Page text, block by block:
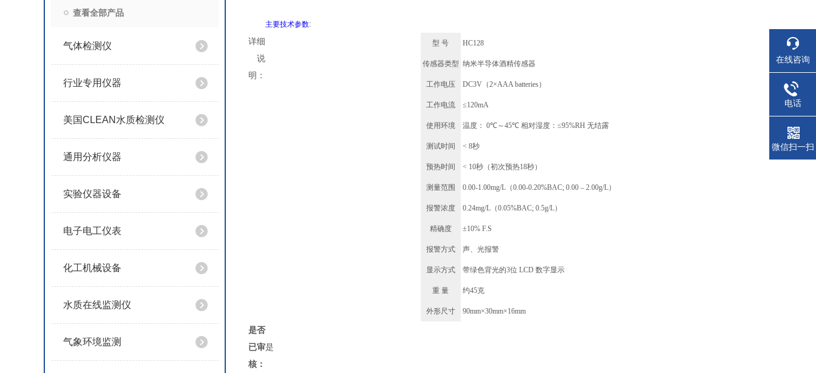
查看全部产品
气体检测仪
行业专用仪器
美国CLEAN水质检测仪
通用分析仪器
实验仪器设备
电子电工仪表
化工机械设备
水质在线监测仪
气象环境监测
详细
说
明：
主要技术参数:
型 号 HC128
传感器类型 纳米半导体酒精传感器
工作电压 DC3V（2×AAA batteries）
工作电流 ≤120mA
使用环境 温度： 0℃～45℃ 相对湿度： ≤95%RH 无结露
测试时间 < 8秒
预热时间 < 10秒（初次预热18秒）
测量范围 0.00-1.00mg/L（0.00-0.20%BAC; 0.00 – 2.00g/L）
报警浓度 0.24mg/L（0.05%BAC; 0.5g/L）
精确度 ±10% F.S
报警方式 声、光报警
显示方式 带绿色背光的3位 LCD 数字显示
重 量 约45克
外形尺寸 90mm×30mm×16mm
是否
已审
核：
是
在线咨询
电话
微信扫一扫